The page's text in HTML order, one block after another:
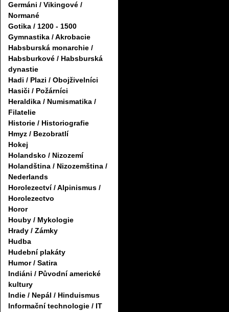
Germáni / Vikingové /
Normané
Gotika / 1200 - 1500
Gymnastika / Akrobacie
Habsburská monarchie /
Habsburkové / Habsburská
dynastie
Hadi / Plazi / Obojživelníci
Hasiči / Požárníci
Heraldika / Numismatika /
Filatelie
Historie / Historiografie
Hmyz / Bezobratlí
Hokej
Holandsko / Nizozemí
Holandština / Nizozemština /
Nederlands
Horolezectví / Alpinismus /
Horolezectvo
Horor
Houby / Mykologie
Hrady / Zámky
Hudba
Hudební plakáty
Humor / Satira
Indiáni / Původní americké
kultury
Indie / Nepál / Hinduismus
Informační technologie / IT